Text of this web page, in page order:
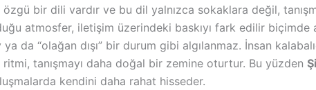
bir dili vardır ve bu dil yalnızca sokaklara değil,
atmosfer, iletişim üzerindeki baskıyı fark edilir biçimde
da “olağan dışı” bir durum gibi algılanmaz. İnsan
tanışmayı daha doğal bir zemine oturtur. Bu yüzden
kendini daha rahat hisseder.